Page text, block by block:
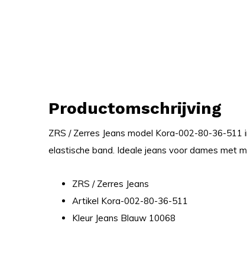
Productomschrijving
ZRS / Zerres Jeans model Kora-002-80-36-511
elastische band. Ideale jeans voor dames met
ZRS / Zerres Jeans
Artikel Kora-002-80-36-511
Kleur Jeans Blauw 10068